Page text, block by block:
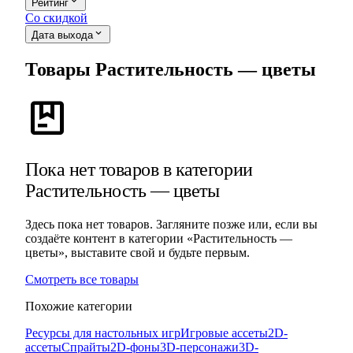
Рейтинг
Со скидкой
Дата выхода expand_more
Товары Растительность — цветы
package
Пока нет товаров в категории
Растительность — цветы
Здесь пока нет товаров. Загляните позже или, если вы
создаёте контент в категории «Растительность —
цветы», выставите свой и будьте первым.
Смотреть все товары
Похожие категории
Ресурсы для настольных игрИгровые ассеты2D-
ассетыСпрайты2D-фоны3D-персонажи3D-